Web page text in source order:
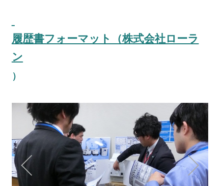
履歴書フォーマット（株式会社ローラ
ン
）